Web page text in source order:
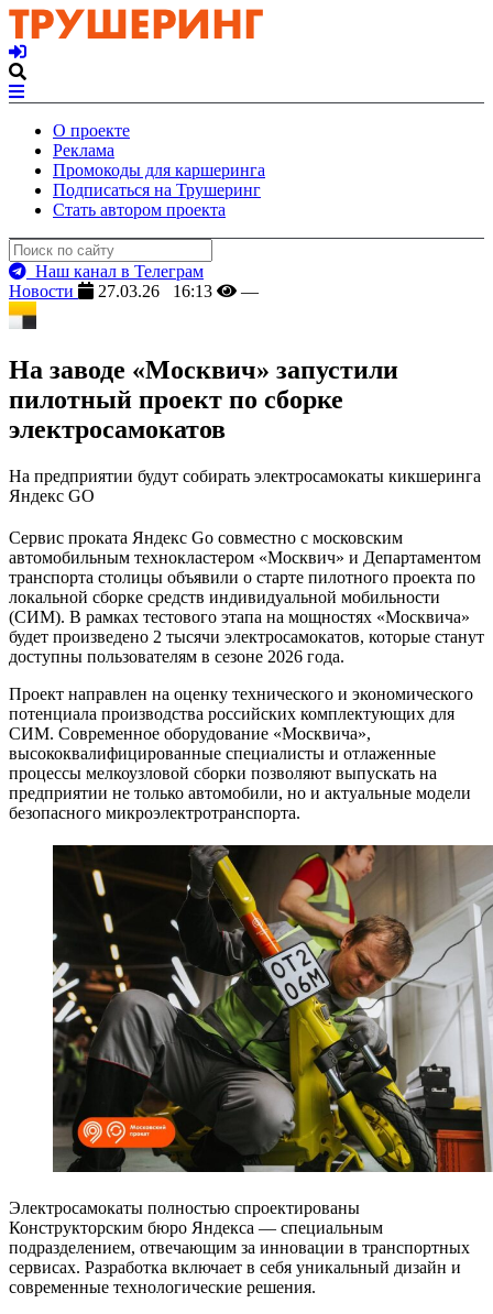
О проекте
Реклама
Промокоды для каршеринга
Подписаться на Трушеринг
Стать автором проекта
Наш канал в Телеграм
Новости
27.03.26 16:13 —
На заводе «Москвич» запустили
пилотный проект по сборке
электросамокатов
На предприятии будут собирать электросамокаты кикшеринга
Яндекс GO
Сервис проката Яндекс Go совместно с московским
автомобильным технокластером «Москвич» и Департаментом
транспорта столицы объявили о старте пилотного проекта по
локальной сборке средств индивидуальной мобильности
(СИМ). В рамках тестового этапа на мощностях «Москвича»
будет произведено 2 тысячи электросамокатов, которые станут
доступны пользователям в сезоне 2026 года.
Проект направлен на оценку технического и экономического
потенциала производства российских комплектующих для
СИМ. Современное оборудование «Москвича»,
высококвалифицированные специалисты и отлаженные
процессы мелкоузловой сборки позволяют выпускать на
предприятии не только автомобили, но и актуальные модели
безопасного микроэлектротранспорта.
Электросамокаты полностью спроектированы
Конструкторским бюро Яндекса — специальным
подразделением, отвечающим за инновации в транспортных
сервисах. Разработка включает в себя уникальный дизайн и
современные технологические решения.